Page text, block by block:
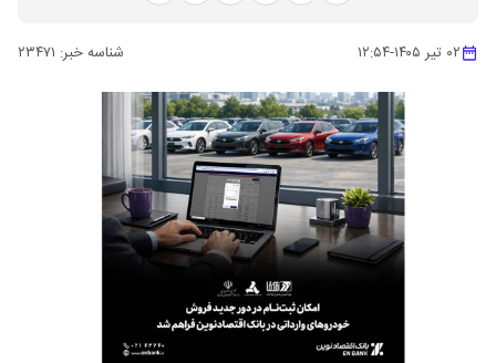
۰۲ تیر ۱۴۰۵ -۱۲:۵۴ شناسه خبر: ۲۳۴۷۱